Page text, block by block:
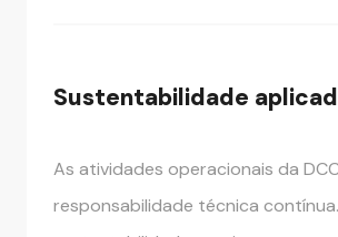
Sustentabilidade
As atividades operacionais da
responsabilidade técnica